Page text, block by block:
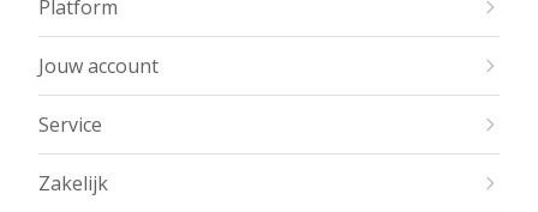
Platform
Jouw account
Service
Zakelijk